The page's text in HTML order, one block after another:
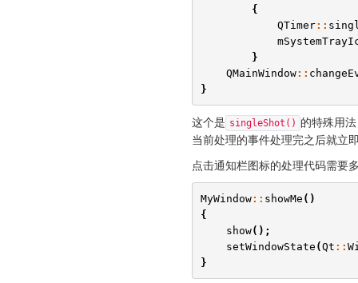
{
QTimer::
}
QMainWindow::
}
这个是 singleShot() 的特殊用
当前处理的事件处理完之后就立
点击通知栏图标的处理代码需要
MyWindow:: showMe ()
{
show();
setWindowState (Qt ::
}